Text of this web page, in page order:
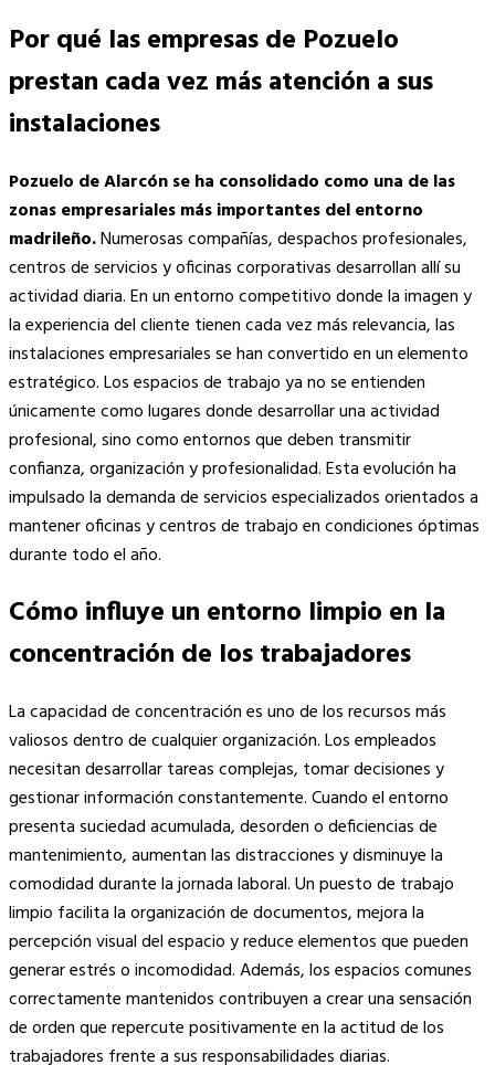
Por qué las empresas de Pozuelo
prestan cada vez más atención a sus
instalaciones
Pozuelo de Alarcón se ha consolidado como una de las
zonas empresariales más importantes del entorno
madrileño.Numerosas compañías, despachos profesionales,
centros de servicios y oficinas corporativas desarrollan allí su
actividad diaria. En un entorno competitivo donde la imagen y
la experiencia del cliente tienen cada vez más relevancia, las
instalaciones empresariales se han convertido en un elemento
estratégico. Los espacios de trabajo ya no se entienden
únicamente como lugares donde desarrollar una actividad
profesional, sino como entornos que deben transmitir
confianza, organización y profesionalidad. Esta evolución ha
impulsado la demanda de servicios especializados orientados a
mantener oficinas y centros de trabajo en condiciones óptimas
durante todo el año.
Cómo influye un entorno limpio en la
concentración de los trabajadores
La capacidad de concentración es uno de los recursos más
valiosos dentro de cualquier organización. Los empleados
necesitan desarrollar tareas complejas, tomar decisiones y
gestionar información constantemente. Cuando el entorno
presenta suciedad acumulada, desorden o deficiencias de
mantenimiento, aumentan las distracciones y disminuye la
comodidad durante la jornada laboral. Un puesto de trabajo
limpio facilita la organización de documentos, mejora la
percepción visual del espacio y reduce elementos que pueden
generar estrés o incomodidad. Además, los espacios comunes
correctamente mantenidos contribuyen a crear una sensación
de orden que repercute positivamente en la actitud de los
trabajadores frente a sus responsabilidades diarias.